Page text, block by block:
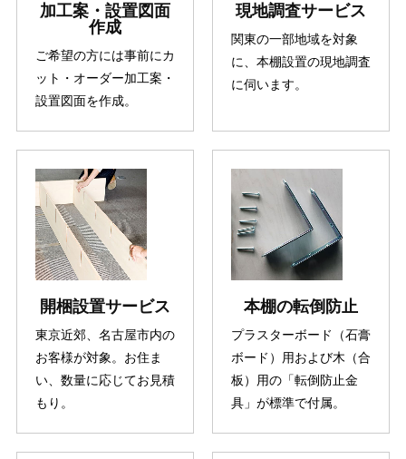
加工案・設置図面
作成
ご希望の方には事前にカ
ット・オーダー加工案・
設置図面を作成。
現地調査サービス
関東の一部地域を対象
に、本棚設置の現地調査
に伺います。
開梱設置サービス
東京近郊、名古屋市内の
お客様が対象。お住ま
い、数量に応じてお見積
もり。
本棚の転倒防止
プラスターボード（石膏
ボード）用および木（合
板）用の「転倒防止金
具」が標準で付属。